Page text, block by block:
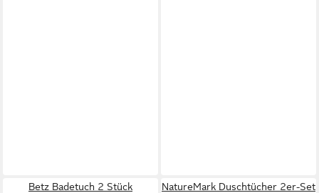
Betz Badetuch 2 Stück
NatureMark Duschtücher 2er-Set